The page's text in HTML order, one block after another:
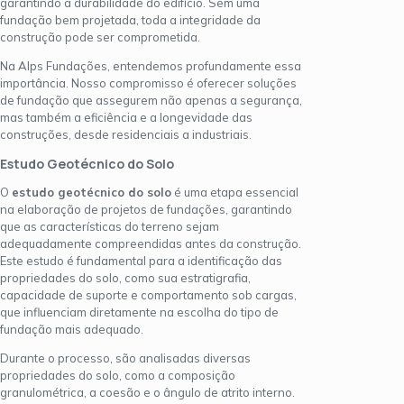
fundação bem projetada, toda a integridade da
construção pode ser comprometida.
Na Alps Fundações, entendemos profundamente essa
importância. Nosso compromisso é oferecer soluções
de fundação que assegurem não apenas a segurança,
mas também a eficiência e a longevidade das
construções, desde residenciais a industriais.
Estudo Geotécnico do Solo
O estudo geotécnico do solo é uma etapa essencial
na elaboração de projetos de fundações, garantindo
que as características do terreno sejam
adequadamente compreendidas antes da construção.
Este estudo é fundamental para a identificação das
propriedades do solo, como sua estratigrafia,
capacidade de suporte e comportamento sob cargas,
que influenciam diretamente na escolha do tipo de
fundação mais adequado.
Durante o processo, são analisadas diversas
propriedades do solo, como a composição
granulométrica, a coesão e o ângulo de atrito interno.